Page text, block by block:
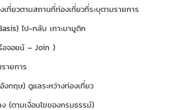
ที่ยวตามสถานที่ท่องเที่ยวที่ระบุตามรายการ
ไป-กลับ เกาะมามูติก
อจอยน์ – Join )
ายการ
กฤษ) ดูแลระหว่างท่องเที่ยว
(ตามเงื่อนไขของกรมธรรม์)